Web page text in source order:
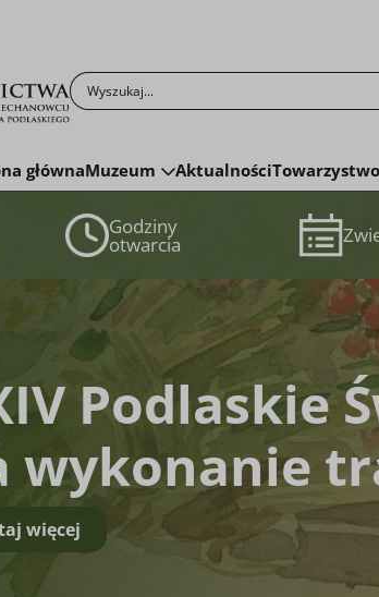
Rolnictwa im. ks.
Po kliknięciu przycisku fraza zostanie
głównaMuzeum Aktualności
Podlaskie
wykonanie
więcej
Godziny
otwarcia